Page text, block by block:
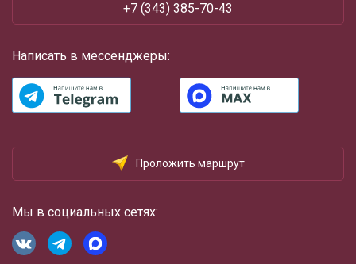
+7 (343) 385-70-43
Написать в мессенджеры:
Проложить маршрут
Мы в социальных сетях: